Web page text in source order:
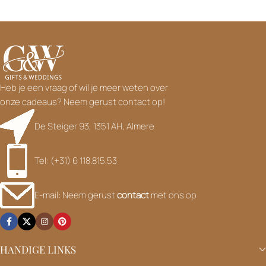
Heb je een vraag of wil je meer weten over
onze cadeaus? Neem gerust contact op!
De Steiger 93, 1351 AH, Almere
Tel: (+31) 6 118.815.53
E-mail: Neem gerustcontactmet ons op
HANDIGE LINKS